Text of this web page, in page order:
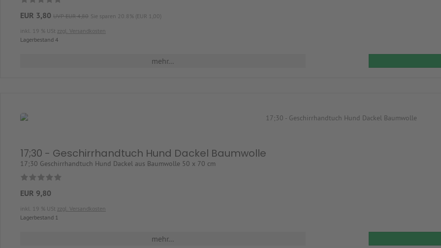
EUR 3,80 UVP EUR 4,80 Sie sparen 20.8% (EUR 1,00)
inkl. 19 % USt zzgl. Versandkosten
Lagerbestand 4
mehr...
17;30 - Geschirrhandtuch Hund Dackel Baumwolle
17;30 Geschirrhandtuch Hund Dackel aus Baumwolle 50 x 70 cm
EUR 9,80
inkl. 19 % USt zzgl. Versandkosten
Lagerbestand 1
mehr...